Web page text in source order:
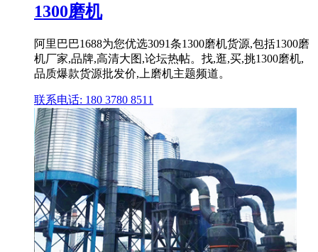
1300磨机
阿里巴巴1688为您优选3091条1300磨机货源,包括1300磨
机厂家,品牌,高清大图,论坛热帖。找,逛,买,挑1300磨机,
品质爆款货源批发价,上磨机主题频道。
联系电话: 180 3780 8511